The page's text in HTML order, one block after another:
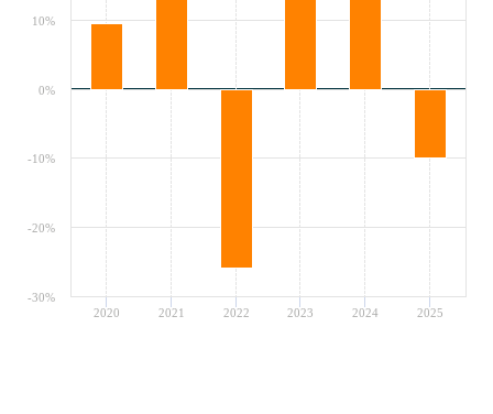
2020 2021 2022 2023 2024 2025
-30%
-20%
-10%
0%
10%